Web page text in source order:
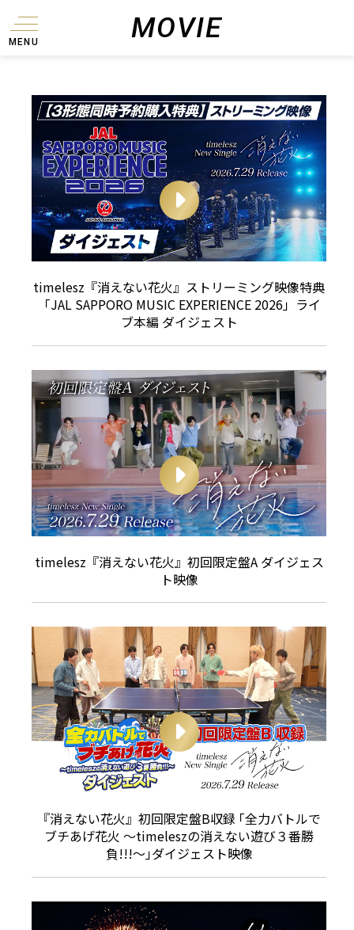
MOVIE
MENU
timelesz『消えない花火』ストリーミング映像特典
「JAL SAPPORO MUSIC EXPERIENCE 2026」ライ
ブ本編 ダイジェスト
timelesz『消えない花火』初回限定盤A ダイジェス
ト映像
『消えない花火』初回限定盤B収録 ｢全力バトルで
ブチあげ花火 〜timeleszの消えない遊び３番勝
負!!!〜｣ダイジェスト映像